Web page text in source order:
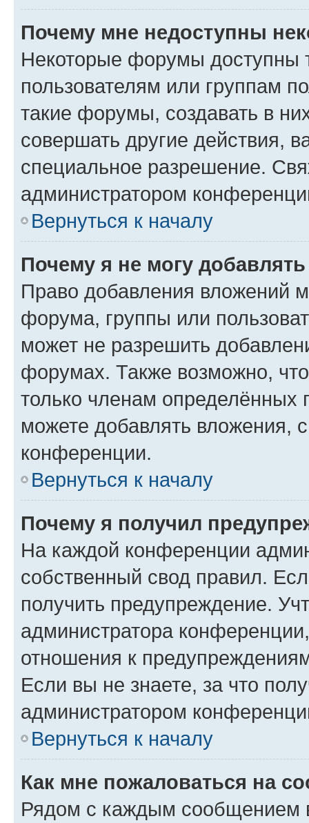
Почему мне недоступны
Некоторые форумы доступны
пользователям или группам
такие форумы, создавать в
совершать другие действия,
специальное разрешение.
администратором
Вернуться к началу
Почему я не могу
Право добавления вложений
форума, группы или
может не разрешить
форумах. Также возможно,
только членам определённых
можете добавлять вложения,
конференции.
Вернуться к началу
Почему я получил
На каждой конференции
собственный свод правил.
получить предупреждение.
администратора
отношения к
Если вы не знаете, за что
администратором
Вернуться к началу
Как мне пожаловаться на
Рядом с каждым сообщением